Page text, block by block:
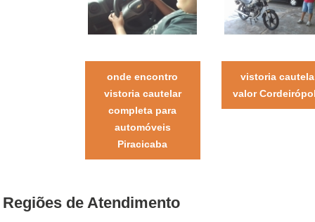
onde encontro
vistoria cautelar
completa para
automóveis
Piracicaba
vistoria
valor
Regiões de Atendimento